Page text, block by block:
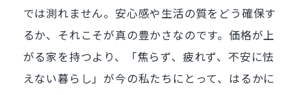
では測れません。安心感や生活の質をどう確保す
るか、それこそが真の豊かさなのです。価格が上
がる家を持つより、「焦らず、疲れず、不安に怯
えない暮らし」が今の私たちにとって、はるかに